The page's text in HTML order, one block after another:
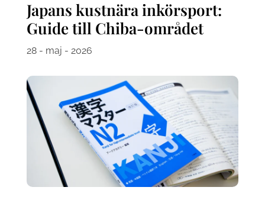
Japans kustnära inkörsport:
Guide till Chiba-området
28 - maj - 2026